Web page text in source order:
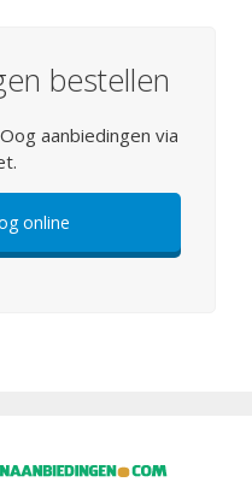
bestellen
aanbiedingen via
online